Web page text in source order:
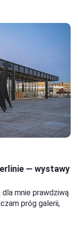
— wystawy
mnie prawdziwą
próg galerii,